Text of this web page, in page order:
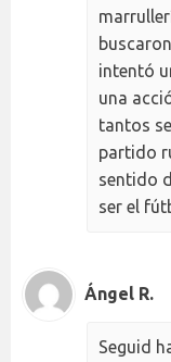
intentó
una
tantos
partido
sentido
ser el
Ángel R.
Seguid